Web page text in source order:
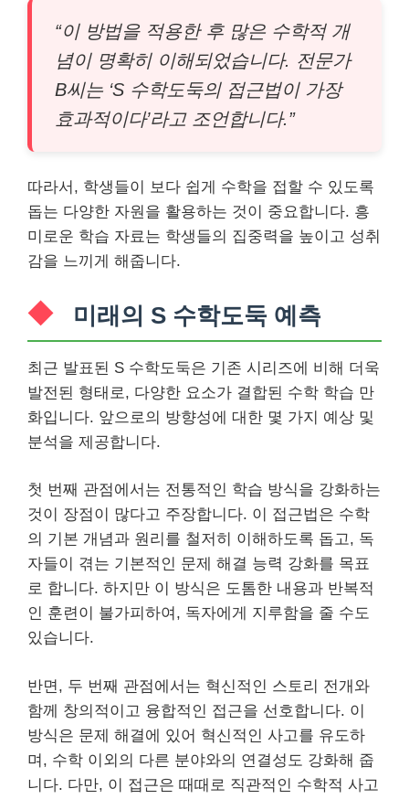
“이 방법을 적용한 후 많은 수학적 개
념이 명확히 이해되었습니다. 전문가
B씨는 ‘S 수학도둑의 접근법이 가장
효과적이다’라고 조언합니다.”
따라서, 학생들이 보다 쉽게 수학을 접할 수 있도록
돕는 다양한 자원을 활용하는 것이 중요합니다. 흥
미로운 학습 자료는 학생들의 집중력을 높이고 성취
감을 느끼게 해줍니다.
미래의 S 수학도둑 예측
최근 발표된 S 수학도둑은 기존 시리즈에 비해 더욱
발전된 형태로, 다양한 요소가 결합된 수학 학습 만
화입니다. 앞으로의 방향성에 대한 몇 가지 예상 및
분석을 제공합니다.
첫 번째 관점에서는 전통적인 학습 방식을 강화하는
것이 장점이 많다고 주장합니다. 이 접근법은 수학
의 기본 개념과 원리를 철저히 이해하도록 돕고, 독
자들이 겪는 기본적인 문제 해결 능력 강화를 목표
로 합니다. 하지만 이 방식은 도톰한 내용과 반복적
인 훈련이 불가피하여, 독자에게 지루함을 줄 수도
있습니다.
반면, 두 번째 관점에서는 혁신적인 스토리 전개와
함께 창의적이고 융합적인 접근을 선호합니다. 이
방식은 문제 해결에 있어 혁신적인 사고를 유도하
며, 수학 이외의 다른 분야와의 연결성도 강화해 줍
니다. 다만, 이 접근은 때때로 직관적인 수학적 사고